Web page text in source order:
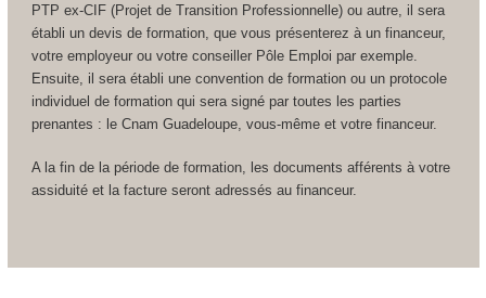
PTP ex-CIF (Projet de Transition Professionnelle) ou autre, il sera
établi un devis de formation, que vous présenterez à un financeur,
votre employeur ou votre conseiller Pôle Emploi par exemple.
Ensuite, il sera établi une convention de formation ou un protocole
individuel de formation qui sera signé par toutes les parties
prenantes : le Cnam Guadeloupe, vous-même et votre financeur.
A la fin de la période de formation, les documents afférents à votre
assiduité et la facture seront adressés au financeur.